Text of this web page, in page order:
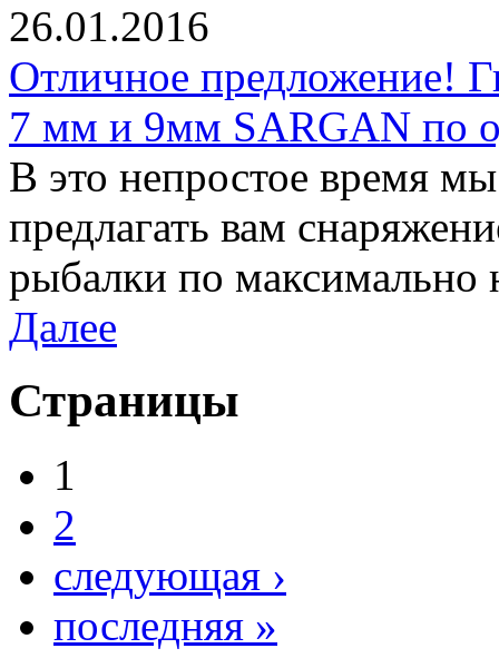
26.01.2016
Отличное предложение!
7 мм и 9мм SARGAN по
В это непростое время
предлагать вам
рыбалки по максимально
Далее
Страницы
1
2
следующая ›
последняя »